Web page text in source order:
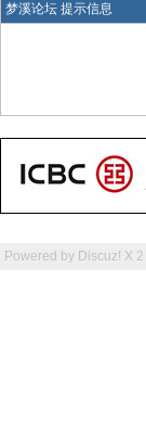
梦溪论坛 提示信息
Powered by Discuz! X 2